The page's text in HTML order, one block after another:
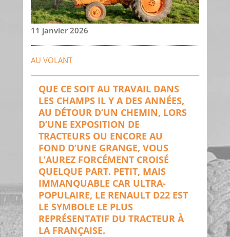
11 janvier 2026
AU VOLANT
QUE CE SOIT AU TRAVAIL DANS
LES CHAMPS IL Y A DES ANNÉES,
AU DÉTOUR D’UN CHEMIN, LORS
D’UNE EXPOSITION DE
TRACTEURS OU ENCORE AU
FOND D’UNE GRANGE, VOUS
L’AUREZ FORCÉMENT CROISÉ
QUELQUE PART. PETIT, MAIS
IMMANQUABLE CAR ULTRA-
POPULAIRE, LE RENAULT D22 EST
LE SYMBOLE LE PLUS
REPRÉSENTATIF DU TRACTEUR À
LA FRANÇAISE.